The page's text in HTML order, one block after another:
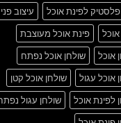
לפינת אוכל
עיצוב
פינת אוכל מעוצבת
אוכל
שולחן אוכל נפתח
אוכל עגול
שולחן אוכל קטן
לפינת אוכל
שולחן עגול